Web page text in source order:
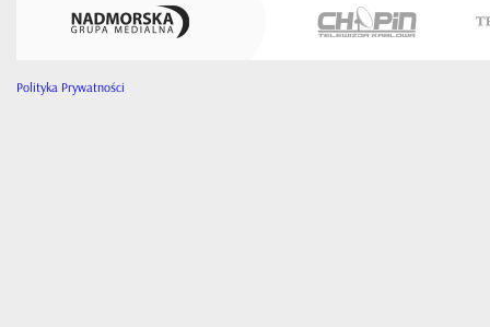
Polityka Prywatności